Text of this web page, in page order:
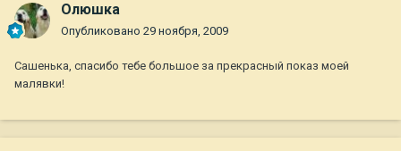
Олюшка
Опубликовано 29 ноября, 2009
Сашенька, спасибо тебе большое за прекрасный показ моей
малявки!